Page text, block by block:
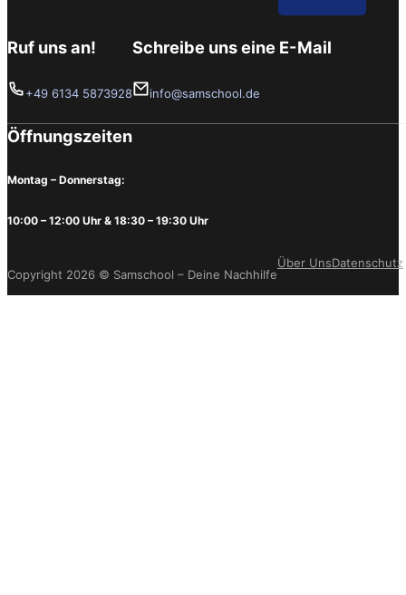
Ruf uns an!
+49 6134 5873928
Schreibe uns eine E-Mail
info@samschool.de
Öffnungszeiten
Montag – Donnerstag:
10:00 – 12:00 Uhr & 18:30 – 19:30 Uhr
Copyright 2026 © Samschool – Deine Nachhilfe
Über UnsDatenschutz